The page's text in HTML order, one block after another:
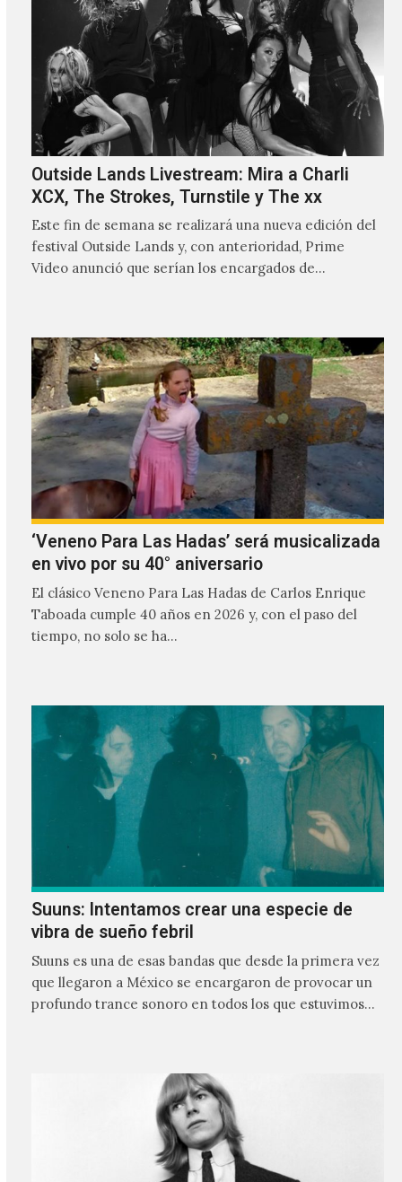
Outside Lands Livestream: Mira a Charli
XCX, The Strokes, Turnstile y The xx
Este fin de semana se realizará una nueva edición del
festival Outside Lands y, con anterioridad, Prime
Video anunció que serían los encargados de
‘Veneno Para Las Hadas’ será musicalizada
en vivo por su 40° aniversario
El clásico Veneno Para Las Hadas de Carlos Enrique
Taboada cumple 40 años en 2026 y, con el paso del
tiempo, no solo se ha…
Suuns: Intentamos crear una especie de
vibra de sueño febril
Suuns es una de esas bandas que desde la primera vez
que llegaron a México se encargaron de provocar un
profundo trance sonoro en todos los que estuvimos